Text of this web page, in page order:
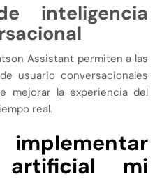
inteligencia
Assistant permiten a las
usuario conversacionales
mejorar la experiencia del
real.
artificial mi